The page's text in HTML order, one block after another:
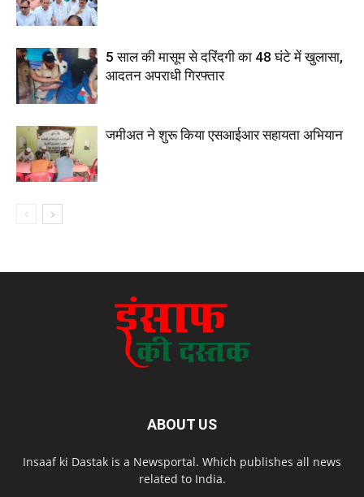
5 साल की मासूम से दरिंदगी का 48 घंटे में खुलासा,
आदतन अपराधी गिरफ्तार
जमीअत ने शुरू किया एसआईआर सहायता अभियान
ABOUT US
Insaaf ki Dastak is a Newsportal. Which publishes all news
related to India.